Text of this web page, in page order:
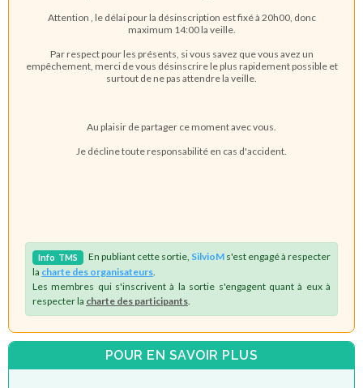
Attention , le délai pour la désinscription est fixé à 20h00, donc
maximum 14:00 la veille.
Par respect pour les présents, si vous savez que vous avez un
empêchement, merci de vous désinscrire le plus rapidement possible et
surtout de ne pas attendre la veille.
Au plaisir de partager ce moment avec vous.
Je décline toute responsabilité en cas d'accident.
Info TMS En publiant cette sortie, SilvioM s'est engagé à respecter
la charte des organisateurs
Les membres qui s'inscrivent à la sortie s'engagent quant à eux à
respecter la charte des participants
POUR EN SAVOIR PLUS